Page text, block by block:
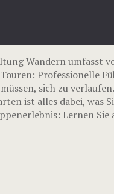
Wandern umfasst
Professionelle
sich zu
ist alles dabei, was
Lernen